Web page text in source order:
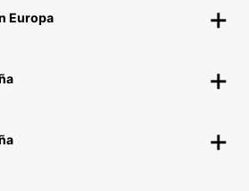
Europa